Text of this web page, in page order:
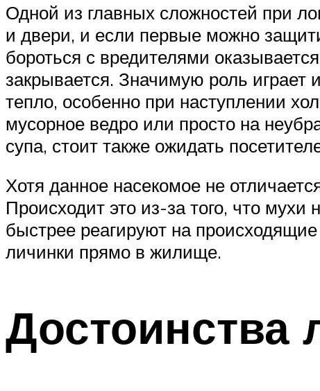
Одной из главных сложностей при
и двери, и если первые можно
бороться с вредителями
закрывается. Значимую роль
тепло, особенно при наступлении
мусорное ведро или просто на
супа, стоит также ожидать
Хотя данное насекомое не
Происходит это из-за того, что
быстрее реагируют на
личинки прямо в жилище.
Достоинства